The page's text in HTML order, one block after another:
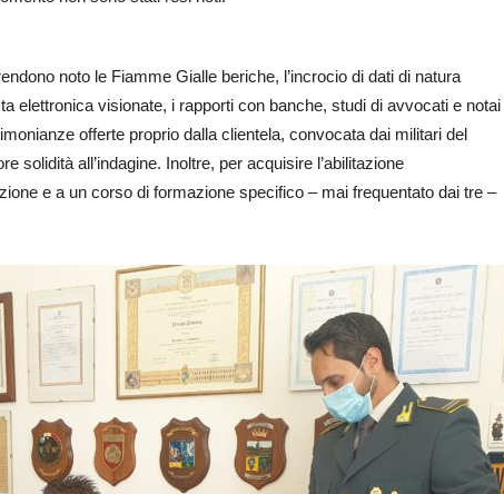
noto le Fiamme Gialle beriche, l’incrocio di dati di natura
elettronica visionate, i rapporti con banche, studi di avvocati e notai
offerte proprio dalla clientela, convocata dai militari del
solidità all’indagine. Inoltre, per acquisire l’abilitazione
e a un corso di formazione specifico – mai frequentato dai tre –